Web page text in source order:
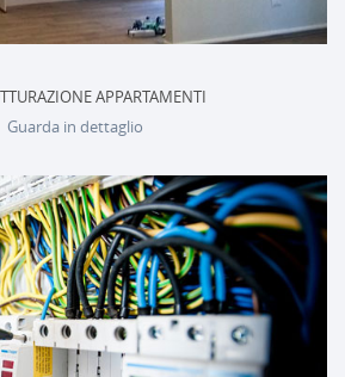
APPARTAMENTI
Guarda in dettaglio